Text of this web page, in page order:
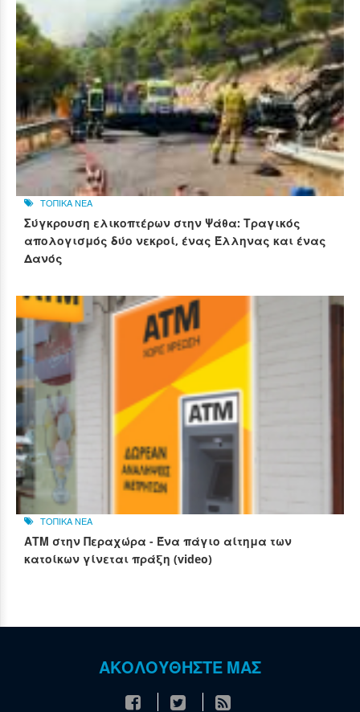
ΤΟΠΙΚΑ ΝΕΑ
Σύγκρουση ελικοπτέρων στην Ψάθα: Τραγικός
απολογισμός δύο νεκροί, ένας Έλληνας και ένας
Δανός
ΤΟΠΙΚΑ ΝΕΑ
ΑΤΜ στην Περαχώρα - Ένα πάγιο αίτημα των
κατοίκων γίνεται πράξη (video)
ΑΚΟΛΟΥΘΗΣΤΕ ΜΑΣ